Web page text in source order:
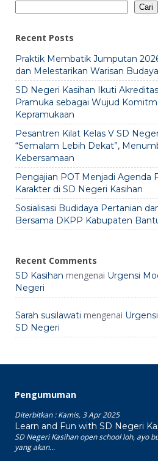
Cari
Recent Posts
Praktik Membatik Jumputan
dan Melestarikan Warisan
SD Negeri Kasihan Ikuti
Pramuka sebagai Wujud
Kepramukaan
Pesantren Kilat Kelas V SD
“Semalam Lebih Dekat”,
Kebersamaan
Pengajian POT Menjadi Agenda
Karakter di SD Negeri Kasihan
Sosialisasi Budidaya Pertanian
Bersama DKPP Kabupaten
Recent Comments
SD Kasihan mengenai Urgensi
Negeri
Sarah susilawati mengenai
SD Negeri
Pengumuman
Diterbitkan :Kamis, 3 Apr 2025
Learn and Fun with SD Negeri
SD Negeri Kasihan open school loh, ayo
yang akan...